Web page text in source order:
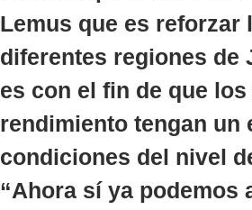
Lemus que es
diferentes regiones de
es con el fin de que
rendimiento tengan un
condiciones del nivel
“Ahora sí ya podemos